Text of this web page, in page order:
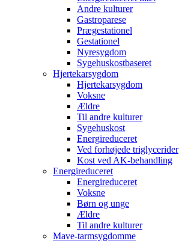
Andre kulturer
Gastroparese
Prægestationel
Gestationel
Nyresygdom
Sygehuskostbaseret
Hjertekarsygdom
Hjertekarsygdom
Voksne
Ældre
Til andre kulturer
Sygehuskost
Energireduceret
Ved forhøjede triglycerider
Kost ved AK-behandling
Energireduceret
Energireduceret
Voksne
Børn og unge
Ældre
Til andre kulturer
Mave-tarmsygdomme